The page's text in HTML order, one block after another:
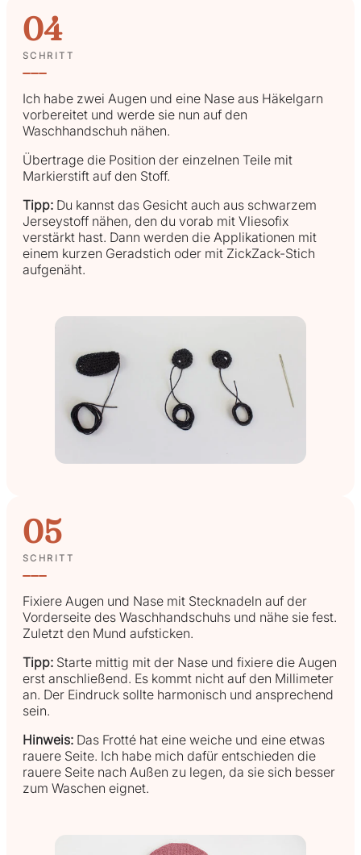
04
SCHRITT
Ich habe zwei Augen und eine Nase aus Häkelgarn
vorbereitet und werde sie nun auf den
Waschhandschuh nähen.
Übertrage die Position der einzelnen Teile mit
Markierstift auf den Stoff.
Tipp: Du kannst das Gesicht auch aus schwarzem
Jerseystoff nähen, den du vorab mit Vliesofix
verstärkt hast. Dann werden die Applikationen mit
einem kurzen Geradstich oder mit ZickZack-Stich
aufgenäht.
05
SCHRITT
Fixiere Augen und Nase mit Stecknadeln auf der
Vorderseite des Waschhandschuhs und nähe sie fest.
Zuletzt den Mund aufsticken.
Tipp: Starte mittig mit der Nase und fixiere die Augen
erst anschließend. Es kommt nicht auf den Millimeter
an. Der Eindruck sollte harmonisch und ansprechend
sein.
Hinweis: Das Frotté hat eine weiche und eine etwas
rauere Seite. Ich habe mich dafür entschieden die
rauere Seite nach Außen zu legen, da sie sich besser
zum Waschen eignet.